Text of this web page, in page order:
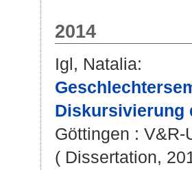
2014
Igl, Natalia:
Diskursivierung
Göttingen :
( Dissertation,